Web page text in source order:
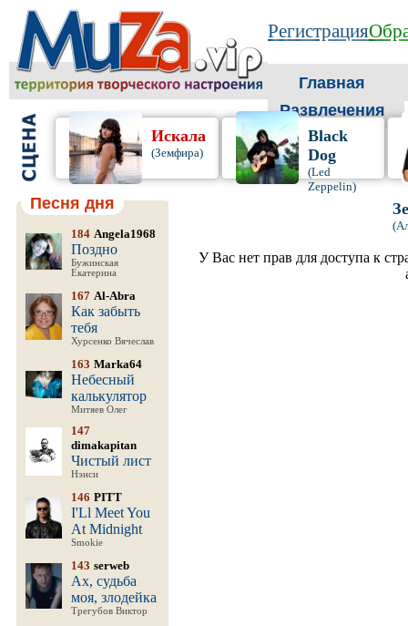
Регистрация
Главная
Развлечения
Искала
(Земфира)
Black
Dog
(Led
Zeppelin)
Песня дня
184 Angela1968
Поздно
Бужинская
Екатерина
167 Al-Abra
Как забыть
тебя
Хурсенко Вячеслав
163 Marka64
Небесный
калькулятор
Митяев Олег
147
dimakapitan
Чистый лист
Нэнси
146 PITT
I'Ll Meet You
At Midnight
Smokie
143 serweb
Ах, судьба
моя, злодейка
Трегубов Виктор
У Вас нет прав для доступа к